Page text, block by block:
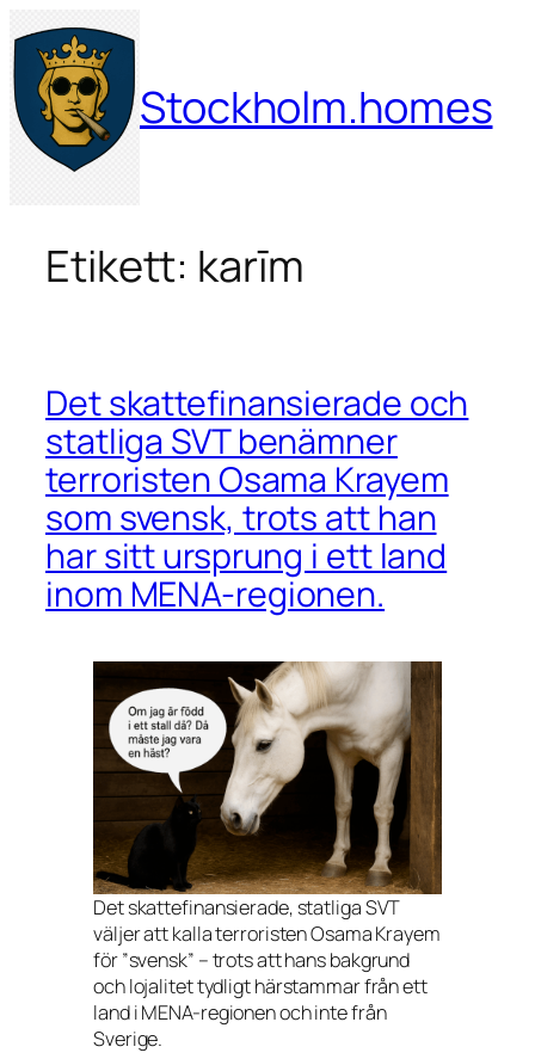
Hoppa
till
innehåll
Stockholm.homes
Etikett: karīm
Det skattefinansierade och
statliga SVT benämner
terroristen Osama Krayem
som svensk, trots att han
har sitt ursprung i ett land
inom MENA-regionen.
Det skattefinansierade, statliga SVT
väljer att kalla terroristen Osama Krayem
för ”svensk” – trots att hans bakgrund
och lojalitet tydligt härstammar från ett
land i MENA-regionen och inte från
Sverige.